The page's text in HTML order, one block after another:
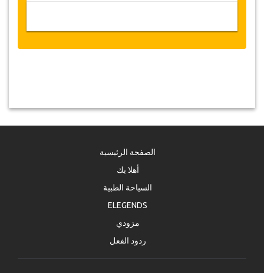
الصفحة الرئيسية
أهلا بك
السياحة الطبية
ELEGENDS
مزودي
ردود الفعل